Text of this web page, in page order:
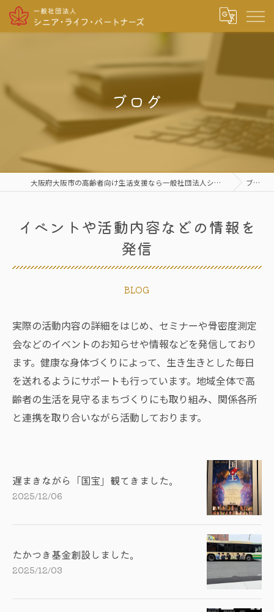
ブログ
大阪府大阪市の高齢者向け生活支援なら一般社団法人シニア・ライフ・パートナーズ ブログ
イベントや活動内容などの情報を
発信
BLOG
実際の活動内容の詳細をはじめ、セミナーや骨密度測定
会などのイベントのお知らせや情報などを発信しており
ます。健康な身体づくりによって、生き生きとした毎日
を送れるようにサポートも行っています。地域全体で高
齢者の生活を見守るまちづくりにも取り組み、関係各所
と連携を取り合いながら活動しております。
遅まきながら「国宝」観てきました。
2025/12/06
たかつき基金創設しました。
2025/12/03